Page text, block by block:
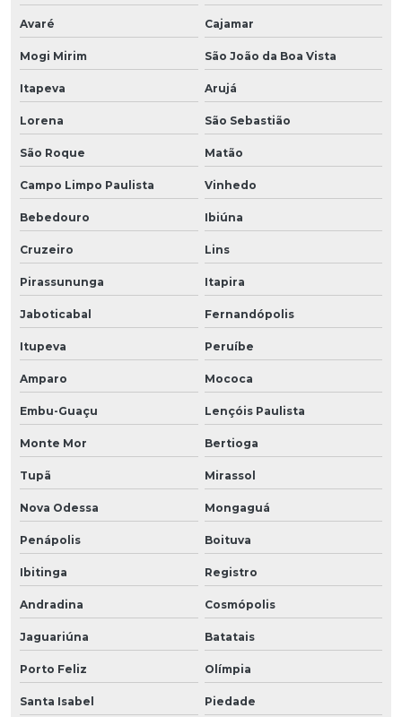
Avaré Cajamar
Mogi Mirim São João da Boa Vista
Itapeva Arujá
Lorena São Sebastião
São Roque Matão
Campo Limpo Paulista Vinhedo
Bebedouro Ibiúna
Cruzeiro Lins
Pirassununga Itapira
Jaboticabal Fernandópolis
Itupeva Peruíbe
Amparo Mococa
Embu-Guaçu Lençóis Paulista
Monte Mor Bertioga
Tupã Mirassol
Nova Odessa Mongaguá
Penápolis Boituva
Ibitinga Registro
Andradina Cosmópolis
Jaguariúna Batatais
Porto Feliz Olímpia
Santa Isabel Piedade